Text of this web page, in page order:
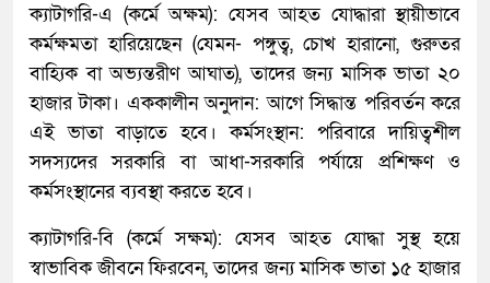
ক্যাটাগরি-এ (কর্মে অক্ষম): যেসব আহত যোদ্ধারা স্থায়ীভাবে
কর্মক্ষমতা হারিয়েছেন (যেমন- পঙ্গুত্ব, চোখ হারানো, গুরুতর
বাহ্যিক বা অভ্যন্তরীণ আঘাত), তাদের জন্য মাসিক ভাতা ২০
হাজার টাকা। এককালীন অনুদান: আগে সিদ্ধান্ত পরিবর্তন করে
এই ভাতা বাড়াতে হবে। কর্মসংস্থান: পরিবারে দায়িত্বশীল
সদস্যদের সরকারি বা আধা-সরকারি পর্যায়ে প্রশিক্ষণ ও
কর্মসংস্থানের ব্যবস্থা করতে হবে।
ক্যাটাগরি-বি (কর্মে সক্ষম): যেসব আহত যোদ্ধা সুস্থ হয়ে
স্বাভাবিক জীবনে ফিরবেন, তাদের জন্য মাসিক ভাতা ১৫ হাজার